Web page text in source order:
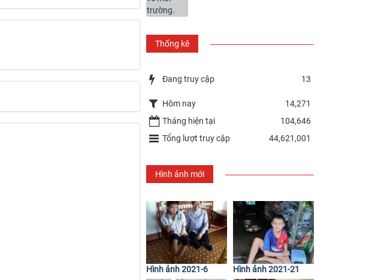
Thống kê
Đang truy cập 13
Hôm nay
14,271
Tháng hiện tại
104,646
Tổng lượt truy cập
44,621,001
Hình ảnh mới
Hình ảnh 2021-6 Hình ảnh 2021-21